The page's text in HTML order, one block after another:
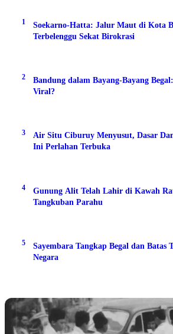
1
Soekarno-Hatta: Jalur Maut di Kota
Terbelenggu Sekat Birokrasi
2
Bandung dalam Bayang-Bayang
Viral?
3
Air Situ Ciburuy Menyusut, Dasar
Ini Perlahan Terbuka
4
Gunung Alit Telah Lahir di Kawah
Tangkuban Parahu
5
Sayembara Tangkap Begal dan Batas
Negara